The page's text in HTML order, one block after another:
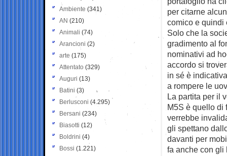
per citarne
comico e quindi
Solo che la
gradimento al
nominativi ad
accordo si
in sé è
a rompere le
La partita per il
M5S è quello di
verrebbe
gli spettano
davanti per
fa anche con gli
Ambiente (341)
AN (210)
Animali (74)
Arancioni (2)
arte (175)
Attentato (329)
Auguri (13)
Batini (3)
Berlusconi (4.295)
Bersani (234)
Biasotti (12)
Boldrini (4)
Bossi (1.221)